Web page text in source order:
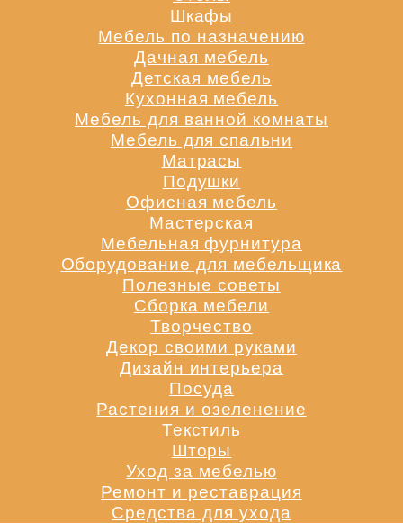
Шкафы
Мебель по назначению
Дачная мебель
Детская мебель
Кухонная мебель
Мебель для ванной комнаты
Мебель для спальни
Матрасы
Подушки
Офисная мебель
Мастерская
Мебельная фурнитура
Оборудование для мебельщика
Полезные советы
Сборка мебели
Творчество
Декор своими руками
Дизайн интерьера
Посуда
Растения и озеленение
Текстиль
Шторы
Уход за мебелью
Ремонт и реставрация
Средства для ухода